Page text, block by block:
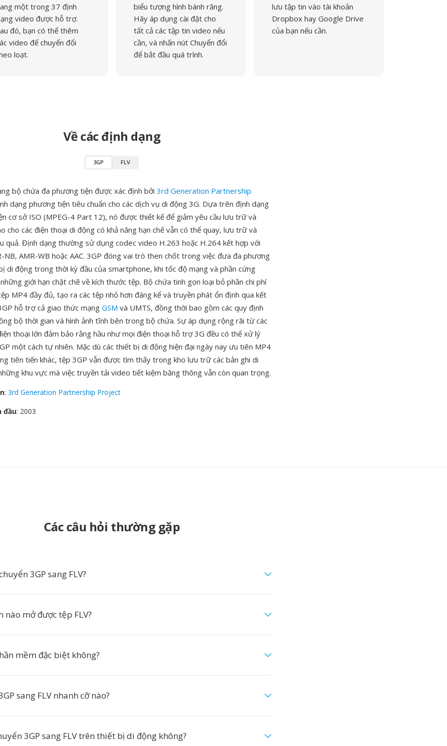
một trong 37 định
video được hỗ trợ.
đó, bạn có thể thêm
video để chuyển đổi
loạt.
biểu tượng hình bánh răng.
Hãy áp dụng cài đặt cho
tất cả các tập tin video nếu
cần, và nhấn nút Chuyển đổi
để bắt đầu quá trình.
lưu tập tin vào tài khoản
Dropbox hay Google Drive
của bạn nếu cần.
Về các định dạng
3GP FLV
bộ chứa đa phương tiện được xác định bởi 3rd Generation Partnership
dạng phương tiện tiêu chuẩn cho các dịch vụ di động 3G. Dựa trên định dạng
cơ sở ISO (MPEG-4 Part 12), nó được thiết kế để giảm yêu cầu lưu trữ và
cho các điện thoại di động có khả năng hạn chế vẫn có thể quay, lưu trữ và
quả. Định dạng thường sử dụng codec video H.263 hoặc H.264 kết hợp với
NB, AMR-WB hoặc AAC. 3GP đóng vai trò then chốt trong việc đưa đa phương
di động trong thời kỳ đầu của smartphone, khi tốc độ mạng và phần cứng
giới hạn chặt chẽ về kích thước tệp. Bộ chứa tinh gọn loại bỏ phần chi phí
MP4 đầy đủ, tạo ra các tệp nhỏ hơn đáng kể và truyền phát ổn định qua kết
hỗ trợ cả giao thức mạngGSM và UMTS, đồng thời bao gồm các quy định
bộ thời gian và hình ảnh tĩnh bên trong bộ chứa. Sự áp dụng rộng rãi từ các
thoại lớn đảm bảo rằng hầu như mọi điện thoại hỗ trợ 3G đều có thể xử lý
một cách tự nhiên. Mặc dù các thiết bị di động hiện đại ngày nay ưu tiên MP4
tiên tiến khác, tệp 3GP vẫn được tìm thấy trong kho lưu trữ các bản ghi di
khu vực mà việc truyền tải video tiết kiệm băng thông vẫn còn quan trọng.
: 3rd Generation Partnership Project
đầu: 2003
Các câu hỏi thường gặp
3GP sang FLV?
nào mở được tệp FLV?
mềm đặc biệt không?
sang FLV nhanh cỡ nào?
3GP sang FLV trên thiết bị di động không?